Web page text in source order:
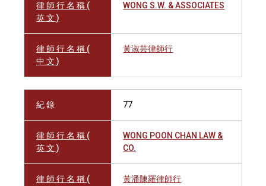
律 師 行 名 稱 (
英 文 )
WONG S.W. & ASSOCIATES
律 師 行 名 稱 (
中 文 )
黃淑芸律師行
紀 錄 77
律 師 行 名 稱 (
英 文 )
WONG POON CHAN LAW &
CO.
律 師 行 名 稱 (
黃潘陳羅律師行